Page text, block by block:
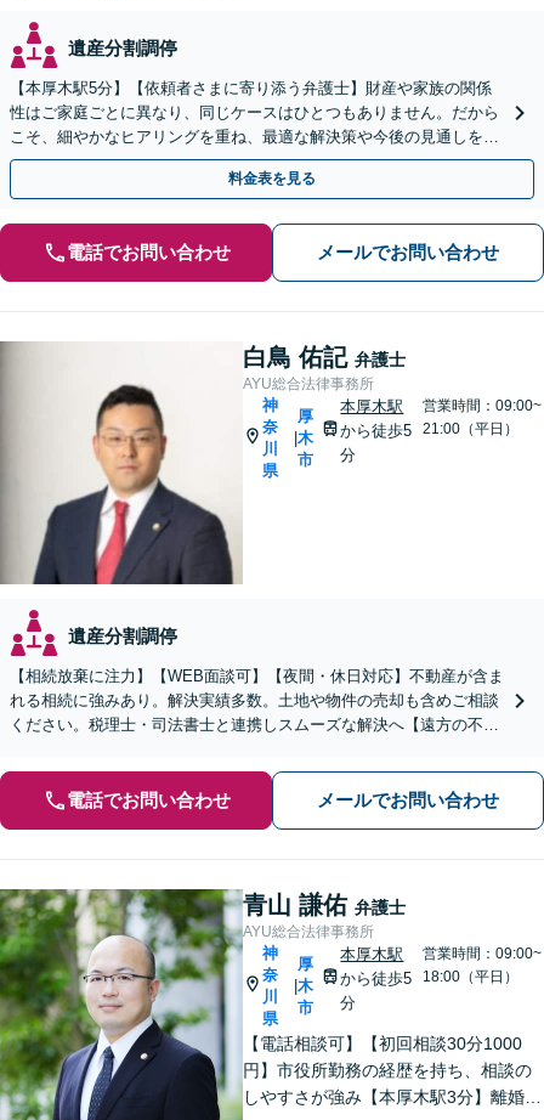
遺産分割調停
【本厚木駅5分】【依頼者さまに寄り添う弁護士】財産や家族の関係
性はご家庭ごとに異なり、同じケースはひとつもありません。だから
こそ、細やかなヒアリングを重ね、最適な解決策や今後の見通しを明
確にお示しします。ぜひ一度当事務所へご相談ください。
料金表を見る
電話でお問い合わせ メールでお問い合わせ
白鳥 佑記 弁護士
AYU総合法律事務所
神
奈
川
県
厚
木
市
本厚木駅
から徒歩5
分
営業時間：09:00~
21:00（平日）
遺産分割調停
【相続放棄に注力】【WEB面談可】【夜間・休日対応】不動産が含ま
れる相続に強みあり。解決実績多数。土地や物件の売却も含めご相談
ください。税理士・司法書士と連携しスムーズな解決へ【遠方の不動
電話でお問い合わせ メールでお問い合わせ
青山 謙佑 弁護士
AYU総合法律事務所
神
奈
川
県
厚
木
市
本厚木駅
から徒歩5
分
営業時間：09:00~
18:00（平日）
【電話相談可】【初回相談30分1000
円】市役所勤務の経歴を持ち、相談の
しやすさが強み【本厚木駅3分】離婚・